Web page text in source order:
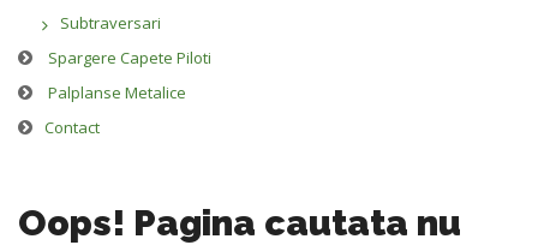
Subtraversari
Spargere Capete Piloti
Palplanse Metalice
Contact
Oops! Pagina cautata nu